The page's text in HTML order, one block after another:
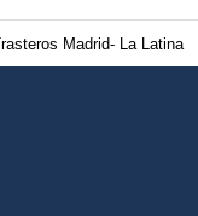
Madrid- La Latina